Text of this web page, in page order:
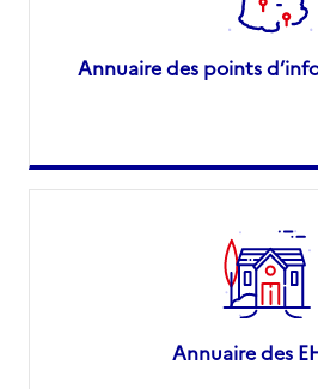
Annuaire des points
Annuaire des